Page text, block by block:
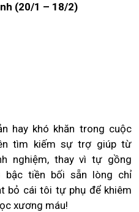
(20/1 – 18/2)
hay khó khăn trong cuộc
tìm kiếm sự trợ giúp từ
nghiệm, thay vì tự gồng
bậc tiền bối sẵn lòng chỉ
bỏ cái tôi tự phụ để khiêm
xương máu!